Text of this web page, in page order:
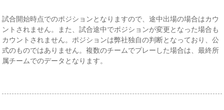
試合開始時点でのポジションとなりますので、途中出場の場合はカウ
ントされません。また、試合途中でポジションが変更となった場合も
カウントされません。ポジションは弊社独自の判断となっており、公
式のものではありません。複数のチームでプレーした場合は、最終所
属チームでのデータとなります。